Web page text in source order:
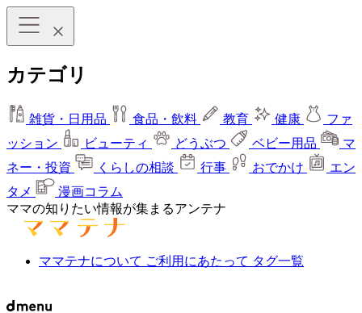
カテゴリ
雑貨・日用品 食品・飲料 教育 健康
ファ
ッション
ビューティ どうぶつ ベビー用品
マ
ネー・投資
くらしの相談 行事 おでかけ
エン
タメ
漫画コラム
ママの知りたい情報が集まるアンテナ
ママテナについて ご利用にあたって タグ一覧